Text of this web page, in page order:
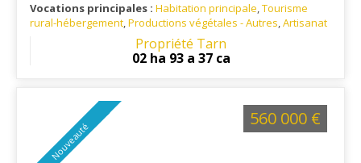
Vocations principales : Habitation principale,Tourisme
rural-hébergement,Productions végétales - Autres,Artisanat
: Situé aux portes de Gaillac, à 12 minutes
d'Albi et à 40 minutes de Toulouse.
Propriété Tarn
02 ha 93 a 37 ca
Nouveauté
560 000 €